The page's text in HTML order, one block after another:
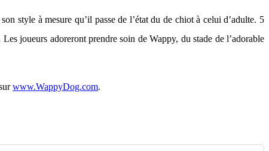
style à mesure qu’il passe de l’état du de chiot à celui d’adulte. 5
joueurs adoreront prendre soin de Wappy, du stade de l’adorable
www.WappyDog.com.